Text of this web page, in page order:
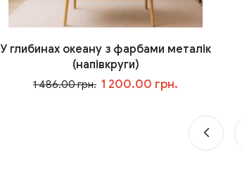
У глибинах океану з фарбами металік
(напівкруги)
1 486.00 грн. 1 200.00 грн.